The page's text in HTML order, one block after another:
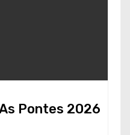
Pontes 2026